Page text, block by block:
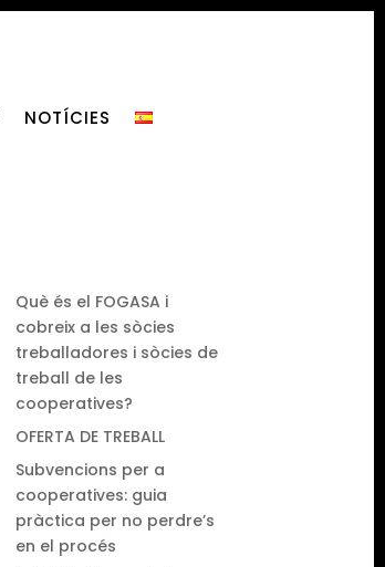
NOTÍCIES
Què és el FOGASA i
cobreix a les sòcies
treballadores i sòcies de
treball de les
cooperatives?
OFERTA DE TREBALL
Subvencions per a
cooperatives: guia
pràctica per no perdre’s
en el procés